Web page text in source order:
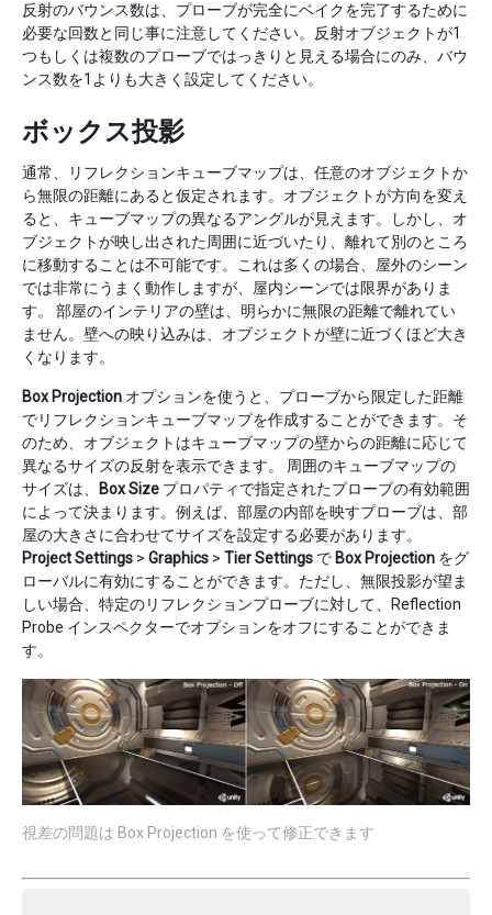
反射のバウンス数は、プローブが完全にベイクを完了するために
必要な回数と同じ事に注意してください。反射オブジェクトが1
つもしくは複数のプローブではっきりと見える場合にのみ、バウ
ンス数を1よりも大きく設定してください。
ボックス投影
通常、リフレクションキューブマップは、任意のオブジェクトか
ら無限の距離にあると仮定されます。オブジェクトが方向を変え
ると、キューブマップの異なるアングルが見えます。しかし、オ
ブジェクトが映し出された周囲に近づいたり、離れて別のところ
に移動することは不可能です。これは多くの場合、屋外のシーン
では非常にうまく動作しますが、屋内シーンでは限界がありま
す。 部屋のインテリアの壁は、明らかに無限の距離で離れてい
ません。壁への映り込みは、オブジェクトが壁に近づくほど大き
くなります。
Box Projection オプションを使うと、プローブから限定した距離
でリフレクションキューブマップを作成することができます。そ
のため、オブジェクトはキューブマップの壁からの距離に応じて
異なるサイズの反射を表示できます。 周囲のキューブマップの
サイズは、
Box Size プロパティで指定されたプローブの有効範囲
によって決まります。例えば、部屋の内部を映すプローブは、部
屋の大きさに合わせてサイズを設定する必要があります。
Project Settings > Graphics > Tier Settings で Box Projection をグ
ローバルに有効にすることができます。ただし、無限投影が望ま
しい場合、特定のリフレクションプローブに対して、Reflection
Probe インスペクターでオプションをオフにすることができま
す。
視差の問題は Box Projection を使って修正できます